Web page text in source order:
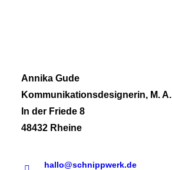
Annika Gude
Kommunikationsdesignerin, M. A.
In der Friede 8
48432 Rheine
hallo@schnippwerk.de